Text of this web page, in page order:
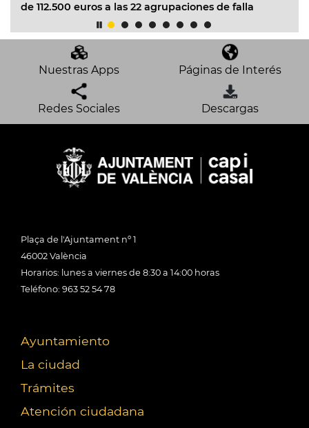
euros a las 22 agrupaciones de falla
clausuran
Nuestras Apps Páginas de Interés
Redes Sociales Descargas
Plaça de l'Ajuntament nº 1
46002 València
Horarios: lunes a viernes de 8:30 a 14:00 horas
Teléfono: 963 52 54 78
Ayuntamiento
La ciudad
Trámites
Atención ciudadana